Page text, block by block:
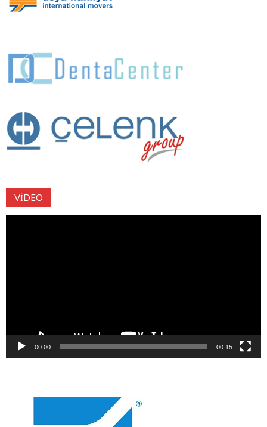
VIDEO
00:00 00:15